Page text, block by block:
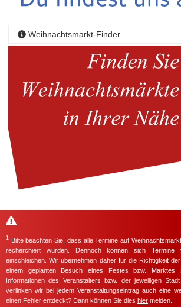
Weihnachtsmarkt-Finder
1 Bitte beachten Sie, dass alle Termine auf
recherchiert wurden. Dennoch können sich Termine
einschleichen. Wir übernehmen daher für die Richtigkeit
einem geplanten Besuch eines Festes bzw. Marktes
Informationen des Veranstalters bzw. der jeweiligen
verlinken wir bei jedem Veranstaltungseintrag auch eine
einen Fehler entdeckt? Dann können Sie dies hier melden.